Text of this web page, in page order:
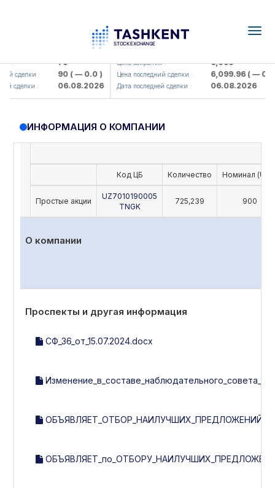
: 79
сделки : 90( — 0.0 )
сделки : 06.08.2026
UZMK (<O'zmetkombinat> AJ)
Цена закрытия : 6,099
Цена последний сделки : 6,099.96( — 0.0 )
Дата последней сделки : 06.08.2026
ИНФОРМАЦИЯ О КОМПАНИИ
Код ЦБ Количество Номинал
Простые акции
UZ7010190005
TNGK
725,239 900
О компании
Проспекты и другая информация
СФ_36_от_15.07.2024.docx